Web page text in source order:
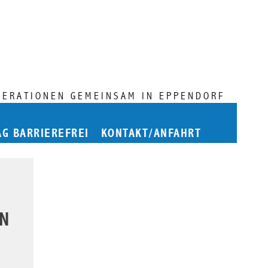
GEMEINSAM IN EPPENDORF
BARRIEREFREI KONTAKT/ANFAHRT